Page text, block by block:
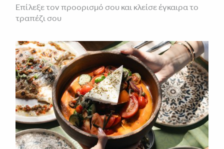
Επίλεξε τον προορισμό σου και κλείσε έγκαιρα το
τραπέζι σου